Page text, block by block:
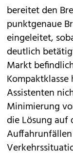
bereitet den
punktgenaue
eingeleitet,
deutlich
Markt
Kompaktklasse
Assistenten
Minimierung
die Lösung auf